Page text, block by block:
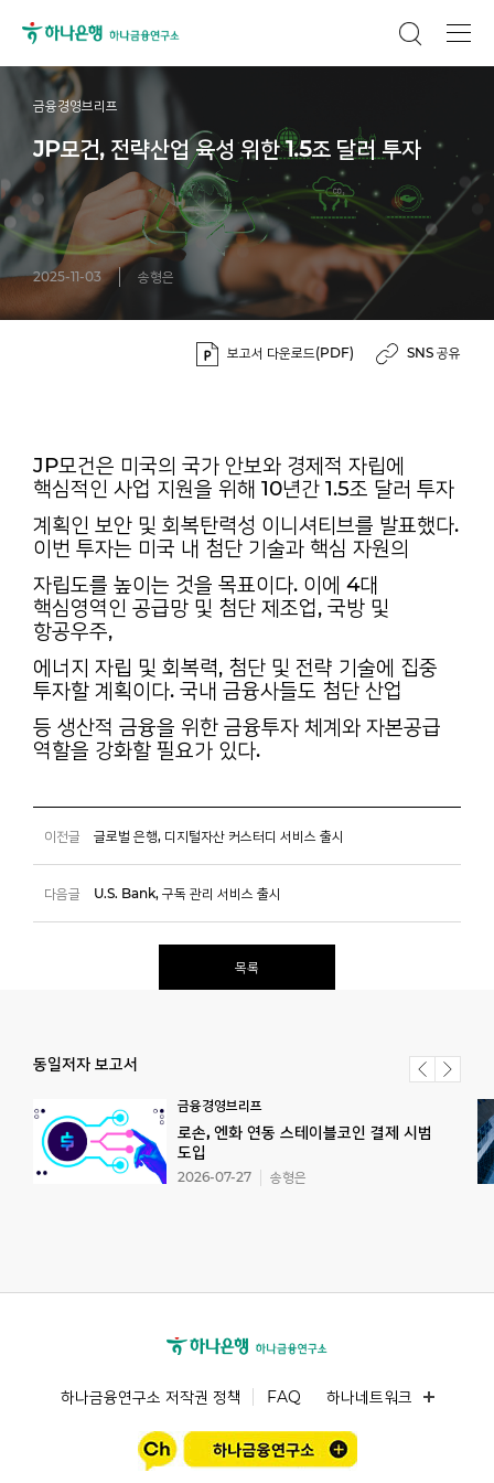
금융경영브리프
JP모건, 전략산업 육성 위한 1.5조 달러 투자
2025-11-03 송형은
보고서 다운로드(PDF) SNS 공유
JP모건은 미국의 국가 안보와 경제적 자립에
핵심적인 사업 지원을 위해 10년간 1.5조 달러 투자
계획인 보안 및 회복탄력성 이니셔티브를 발표했다.
이번 투자는 미국 내 첨단 기술과 핵심 자원의
자립도를 높이는 것을 목표이다. 이에 4대
핵심영역인 공급망 및 첨단 제조업, 국방 및
항공우주,
에너지 자립 및 회복력, 첨단 및 전략 기술에 집중
투자할 계획이다. 국내 금융사들도 첨단 산업
등 생산적 금융을 위한 금융투자 체계와 자본공급
역할을 강화할 필요가 있다.
이전글 글로벌 은행, 디지털자산 커스터디 서비스 출시
다음글 U.S. Bank, 구독 관리 서비스 출시
목록
동일저자 보고서
금융경영브리프
로손, 엔화 연동 스테이블코인 결제 시범
도입
2026-07-27 송형은
하나금융연구소 저작권 정책 FAQ 하나네트워크